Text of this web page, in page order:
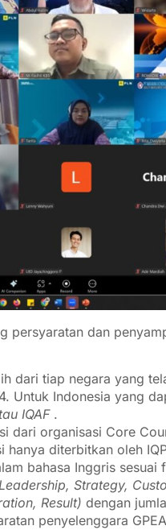
persyaratan dan
dari tiap negara yang
Untuk Indonesia yang
IQAF.
dari organisasi Core
hanya diterbitkan oleh
bahasa Inggris sesuai
Strategy,
Result) dengan
penyelenggara